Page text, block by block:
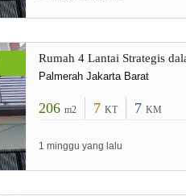
Rumah 4 Lantai Strategis
Palmerah Jakarta Barat
206 m2 7 KT 7 KM
1 minggu yang lalu